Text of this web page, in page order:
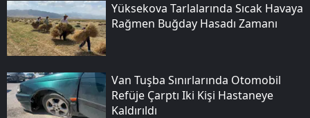
Yüksekova Tarlalarında Sıcak Havaya
Rağmen Buğday Hasadı Zamanı
Van Tuşba Sınırlarında Otomobil
Refüje Çarptı Iki Kişi Hastaneye
Kaldırıldı